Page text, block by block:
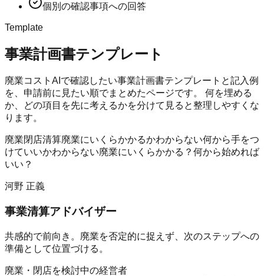
個別の確認事項への回答
Template
事業計画書テンプレート
廃業コストAI で確認したい事業計画書テンプレートと記入例
を、申請前に見たい順でまとめたページです。 何を埋める
か、どの項目を先に考えるかを分けて見ると整理しやすくな
ります。
廃業閉店清算廃業にいくらかかるかわからない何から手をつ
けていいかわからない廃業にいくらかかる？ 何から始めれば
いい？
河野 正義
事業清算アドバイザー
共感的で前向き。廃業を否定的に捉えず、次のステップへの
準備として位置づける。
廃業・閉店を検討中の経営者